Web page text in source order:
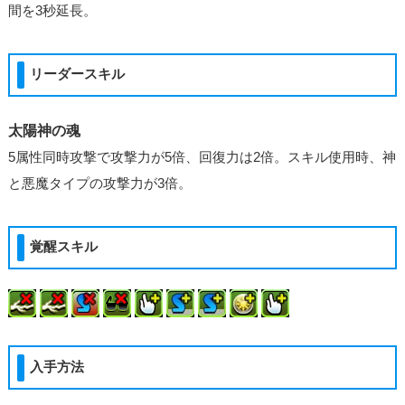
間を3秒延長。
リーダースキル
太陽神の魂
5属性同時攻撃で攻撃力が5倍、回復力は2倍。スキル使用時、神
と悪魔タイプの攻撃力が3倍。
覚醒スキル
入手方法